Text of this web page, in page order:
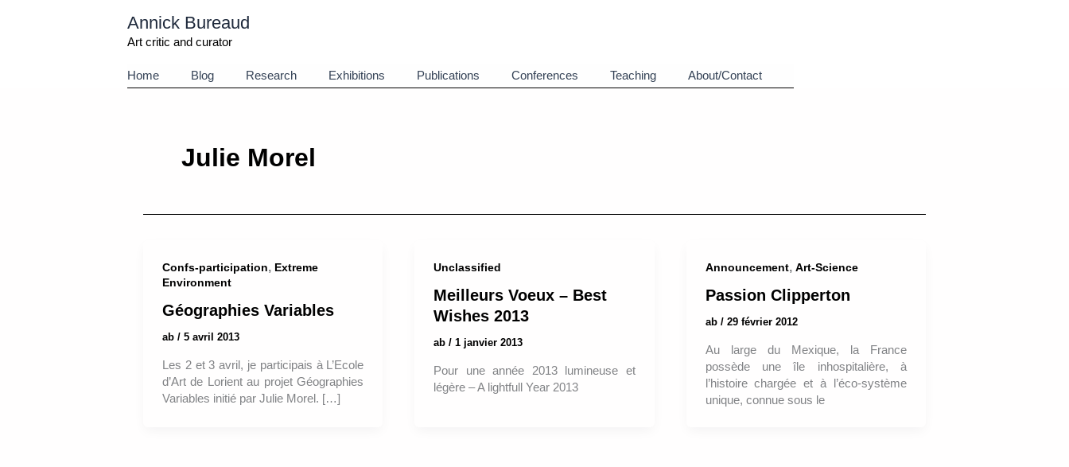
Annick Bureaud
Art critic and curator
Home Blog Research Exhibitions Publications Conferences Teaching About/Contact
Julie Morel
Confs-participation, Extreme
Environment
Géographies Variables
ab / 5 avril 2013
Les 2 et 3 avril, je participais à L’Ecole
d’Art de Lorient au projet Géographies
Variables initié par Julie Morel. […]
Unclassified
Meilleurs Voeux – Best
Wishes 2013
ab/1 janvier 2013
Pour une année 2013 lumineuse et
légère – A lightfull Year 2013
Announcement, Art-Science
Passion Clipperton
ab / 29 février 2012
Au large du Mexique, la France
possède une île inhospitalière, à
l’histoire chargée et à l’éco-système
unique, connue sous le